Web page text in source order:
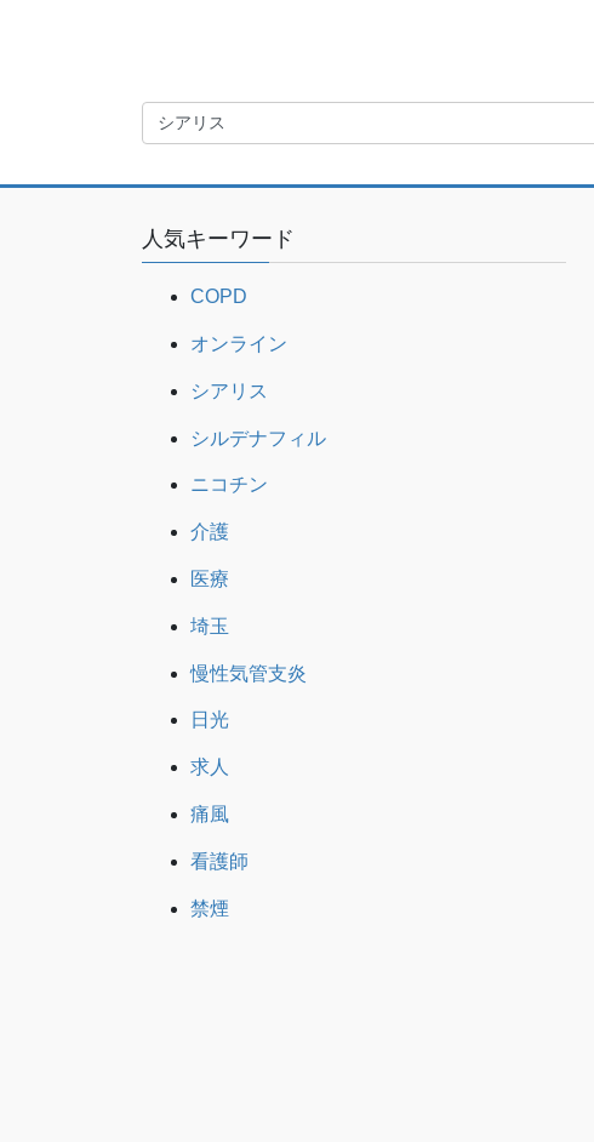
ー
ジ
送
り
人気キーワード
COPD
オンライン
シアリス
シルデナフィル
ニコチン
介護
医療
埼玉
慢性気管支炎
日光
求人
痛風
看護師
禁煙